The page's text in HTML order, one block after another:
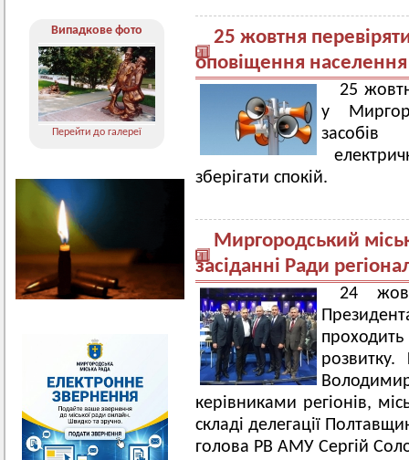
Випадкове фото
Перейти до галереї
25 жовтня
оповіщення населення
25
у
зберігати спокій.
Миргородський
засіданні Ради
24
керівниками регіонів,
складі делегації
голова РВ АМУ Сергій